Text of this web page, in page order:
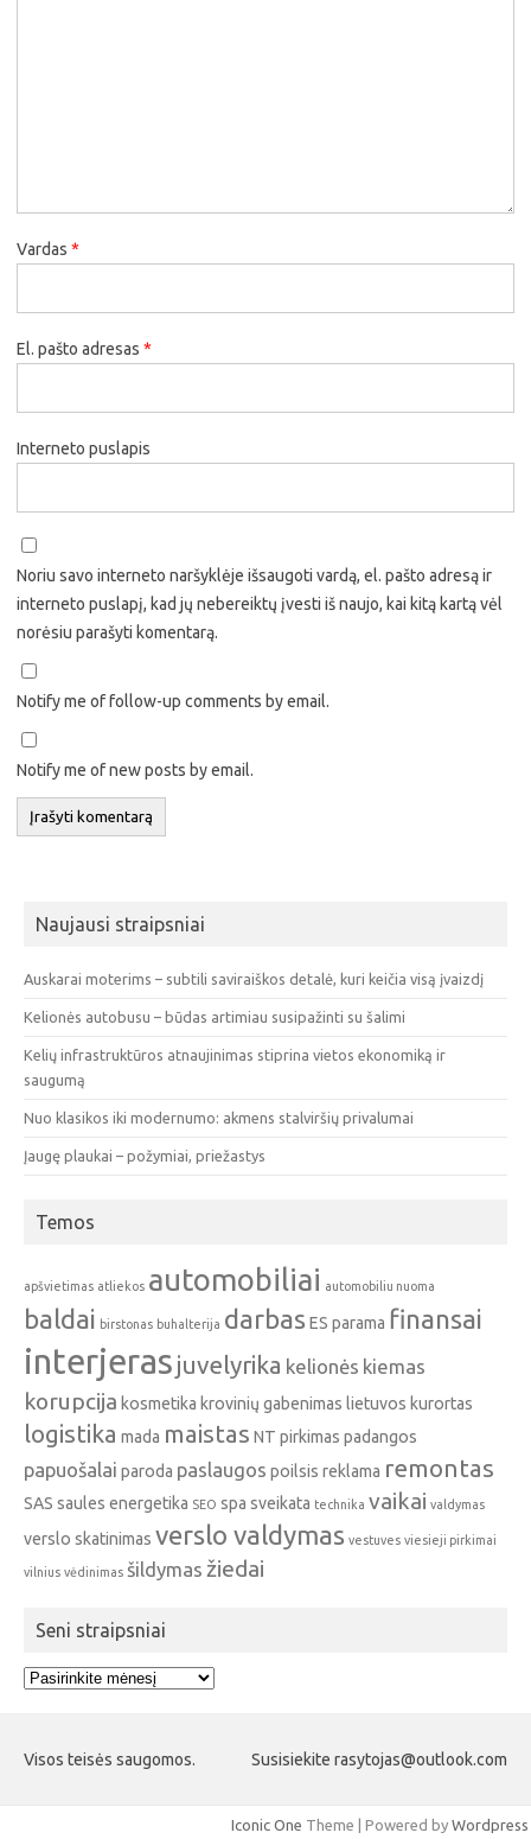
Vardas *
El. pašto adresas *
Interneto puslapis
Noriu savo interneto naršyklėje išsaugoti vardą, el. pašto adresą ir
interneto puslapį, kad jų nebereiktų įvesti iš naujo, kai kitą kartą vėl
norėsiu parašyti komentarą.
Notify me of follow-up comments by email.
Notify me of new posts by email.
Naujausi straipsniai
Auskarai moterims – subtili saviraiškos detalė, kuri keičia visą įvaizdį
Kelionės autobusu – būdas artimiau susipažinti su šalimi
Kelių infrastruktūros atnaujinimas stiprina vietos ekonomiką ir
saugumą
Nuo klasikos iki modernumo: akmens stalviršių privalumai
Įaugę plaukai – požymiai, priežastys
Temos
apšvietimas atliekos automobiliai automobiliu nuoma
baldai birstonas buhalterija darbas ES parama finansai
interjeras juvelyrika kelionės kiemas
korupcija kosmetika krovinių gabenimas lietuvos kurortas
logistika mada maistas NT pirkimas padangos
papuošalai paroda paslaugos poilsis reklama remontas
SAS saules energetika SEO spa sveikata technika vaikai valdymas
verslo skatinimas verslo valdymas vestuves viesieji pirkimai
vilnius vėdinimas šildymas žiedai
Seni straipsniai
Seni
Visos teisės saugomos. Susisiekite rasytojas@outlook.com
Iconic One Theme | Powered by Wordpress